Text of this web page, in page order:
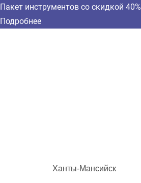
Пакет инструментов со скидкой 40%
Подробнее
Ханты-Мансийск